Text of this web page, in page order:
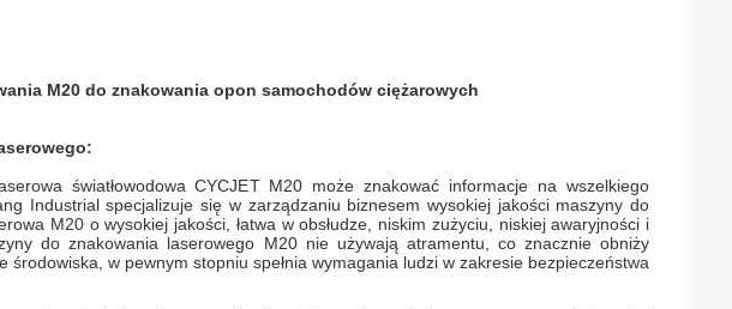
M20 do znakowania opon samochodów ciężarowych
:
światłowodowa CYCJET M20 może znakować informacje na wszelkiego
Industrial specjalizuje się w zarządzaniu biznesem wysokiej jakości maszyny do
M20 o wysokiej jakości, łatwa w obsłudze, niskim zużyciu, niskiej awaryjności i
do znakowania laserowego M20 nie używają atramentu, co znacznie obniży
środowiska, w pewnym stopniu spełnia wymagania ludzi w zakresie bezpieczeństwa